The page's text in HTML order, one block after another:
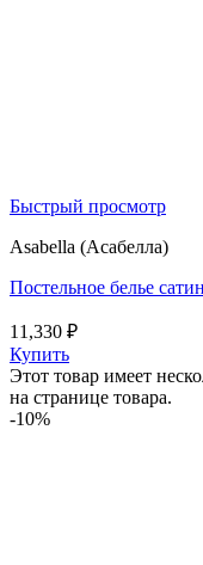
Быстрый просмотр
Asabella (Асабелла)
Постельное белье
11,330 ₽
Купить
Этот товар имеет
на странице товара.
-10%